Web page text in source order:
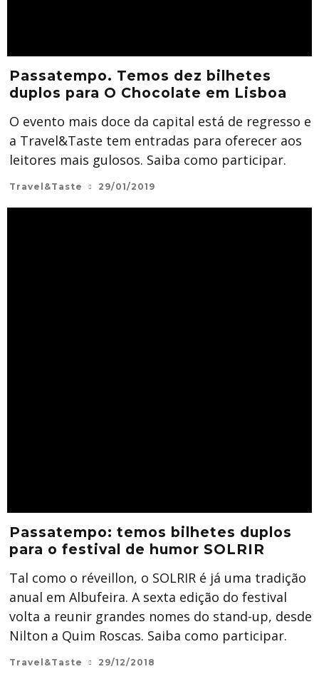
Passatempo. Temos dez bilhetes
duplos para O Chocolate em Lisboa
O evento mais doce da capital está de regresso e
a Travel&Taste tem entradas para oferecer aos
leitores mais gulosos. Saiba como participar.
Travel&Taste 29/01/2019
Passatempo: temos bilhetes duplos
para o festival de humor SOLRIR
Tal como o réveillon, o SOLRIR é já uma tradição
anual em Albufeira. A sexta edição do festival
volta a reunir grandes nomes do stand-up, desde
Nilton a Quim Roscas. Saiba como participar.
Travel&Taste 29/12/2018